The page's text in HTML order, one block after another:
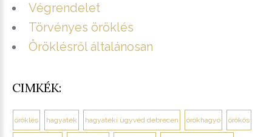
Végrendelet
Törvényes öröklés
Öröklésről általánosan
CIMKÉK:
öröklés hagyaték hagyatéki ügyvéd debrecen örökhagyó örökös